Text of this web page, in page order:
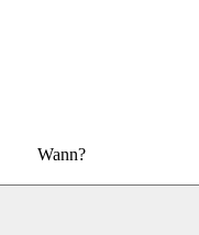
Wann?